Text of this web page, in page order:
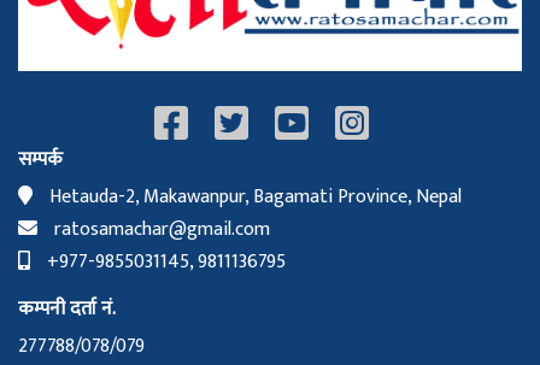
सम्पर्क
Hetauda-2, Makawanpur, Bagamati Province, Nepal
ratosamachar@gmail.com
+977-9855031145, 9811136795
कम्पनी दर्ता नं.
277788/078/079